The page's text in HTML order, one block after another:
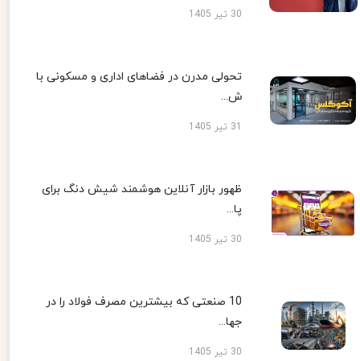
30 تیر 1405
تحولی مدرن در فضاهای اداری و مسکونی با
ش...
ظهور بازار آنلاین هوشمند شیش دنگ برای
پا...
30 تیر 1405
10 صنعتی که بیشترین مصرف فولاد را در
جها...
30 تیر 1405